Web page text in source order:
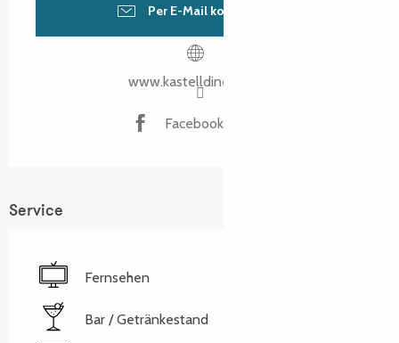
Per E-Mail kontaktieren
www.kastelldinech.com
Facebook Seite
Service
Fernsehen
Bar / Getränkestand